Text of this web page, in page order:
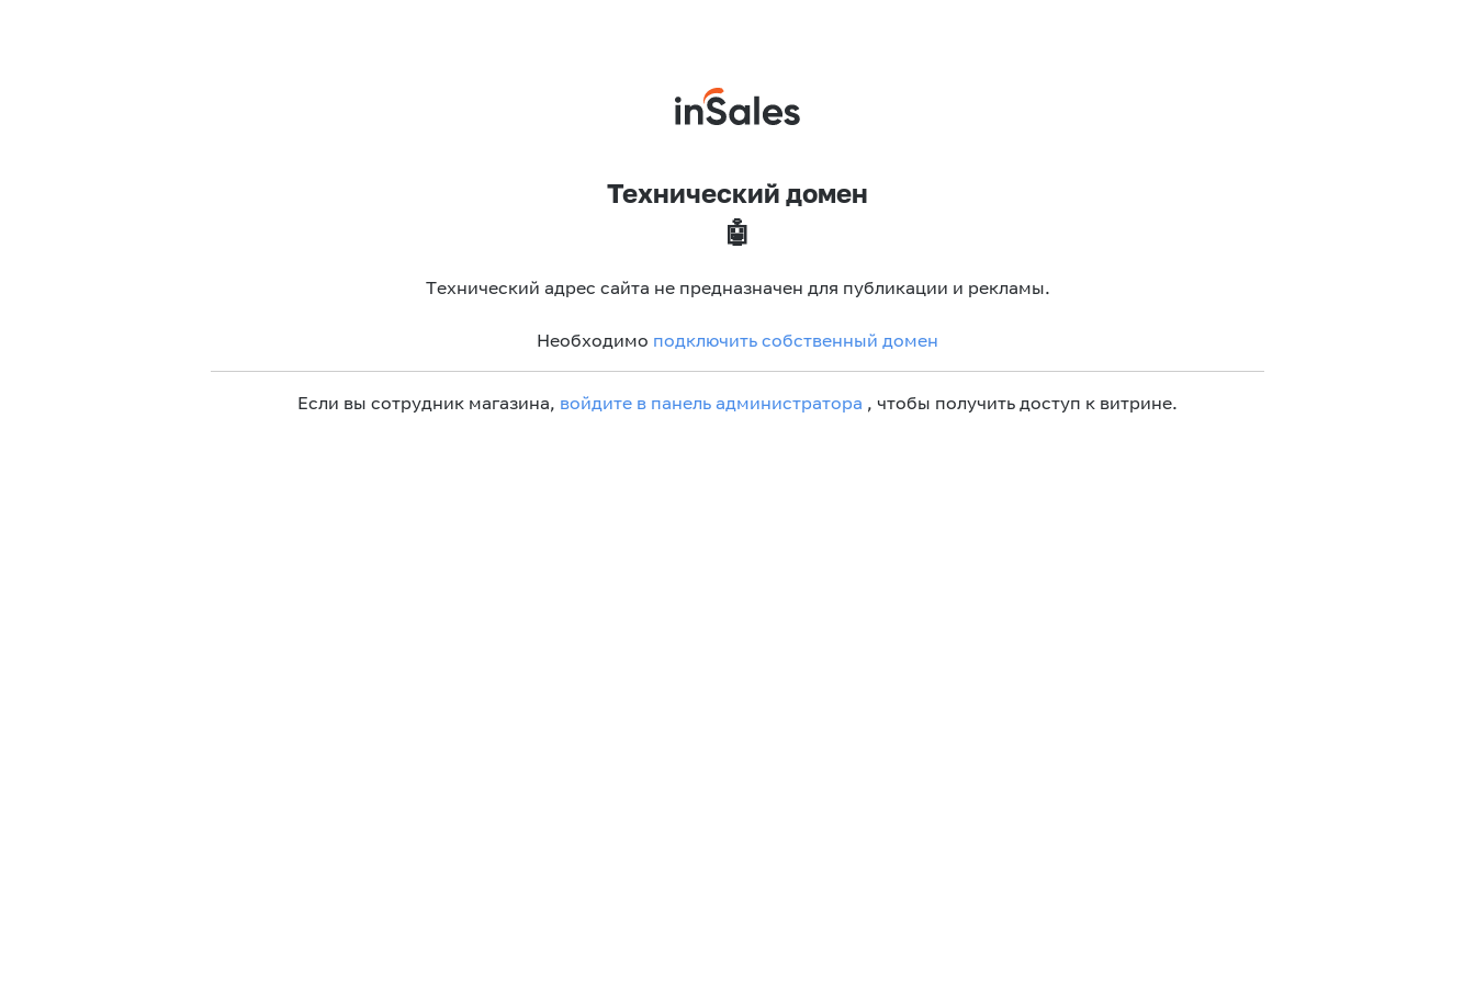
Технический домен
🤖
Технический адрес сайта не предназначен для публикации и рекламы.
Необходимо подключить собственный домен
Если вы сотрудник магазина, войдите в панель администратора , чтобы получить доступ к витрине.